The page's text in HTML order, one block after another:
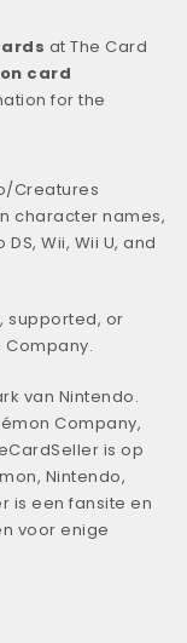
at The Card
card
for the
Creatures
character names,
Wii, Wii U, and
supported, or
Company.
van Nintendo.
Company,
is op
Nintendo,
is een fansite en
voor enige